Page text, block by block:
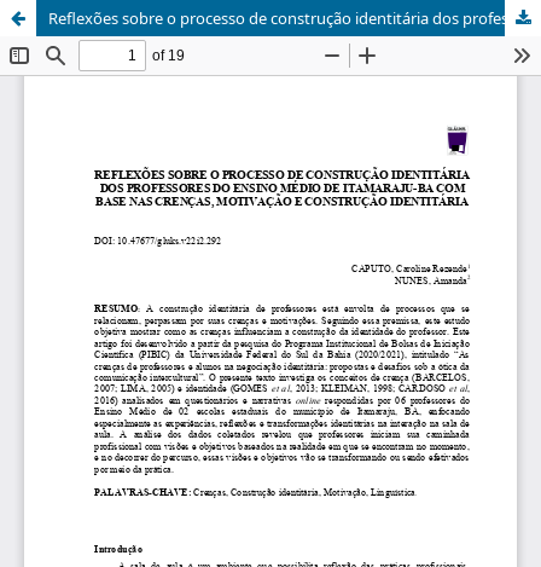
Reflexões sobre o processo de construção identitária dos professores do ensino médio de Itamaraju-Ba com base nas crenças, motivação e construção identitária